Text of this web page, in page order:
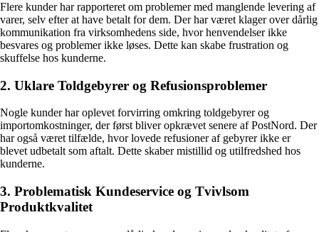
Flere kunder har rapporteret om problemer med manglende levering af
varer, selv efter at have betalt for dem. Der har været klager over dårlig
kommunikation fra virksomhedens side, hvor henvendelser ikke
besvares og problemer ikke løses. Dette kan skabe frustration og
skuffelse hos kunderne.
2. Uklare Toldgebyrer og Refusionsproblemer
Nogle kunder har oplevet forvirring omkring toldgebyrer og
importomkostninger, der først bliver opkrævet senere af PostNord. Der
har også været tilfælde, hvor lovede refusioner af gebyrer ikke er
blevet udbetalt som aftalt. Dette skaber mistillid og utilfredshed hos
kunderne.
3. Problematisk Kundeservice og Tvivlsom
Produktkvalitet